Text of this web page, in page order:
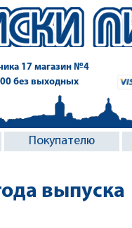
17магазин №4
без выходных
Покупателю
выпуска